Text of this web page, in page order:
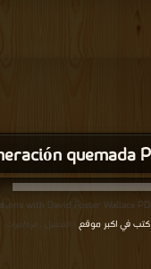
كتب في اكبر موقع | التحميل : مرة/مرات